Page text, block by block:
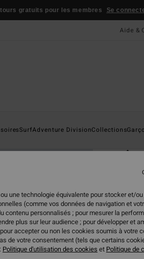
gratuits pour les membres Se
Aide &
SurfAdventure DivisionCollections
ECO-
une technologie équivalente pour stocker et/
(comme vos données de navigation et
contenu personnalisés ; pour mesurer la
plus sur leur audience ; pour développer et
accepter ou non les cookies soumis à votre
de votre consentement (tels que certains
Politique d'utilisation des cookies et Politique de